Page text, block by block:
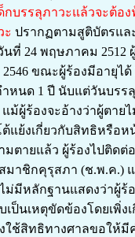
บรรลุภาวะแล้วจะต้อง
ะ ปรากฏตามสูติบัตรแล
นที่ 24 พฤษภาคม 2512
ขณะผู้ร้องมีอายุได้
หนด 1 ปี นับแต่วันบรร
ม้ผู้ร้องจะอ้างว่าผู้ตายไ
แย้งเกี่ยวกับสิทธิหรือ
มตายแล้ว ผู้ร้องไปติดต่
มาชิกคุรุสภา (ช.พ.ค.)
ม่มีหลักฐานแสดงว่าผู้ร้
ป็นเหตุขัดข้องโดยเพิ่ง
ใช้สิทธิทางศาลขอให้มี